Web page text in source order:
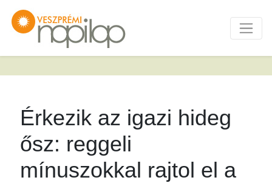
Érkezik az igazi hideg
ősz: reggeli
mínuszokkal rajtol el a